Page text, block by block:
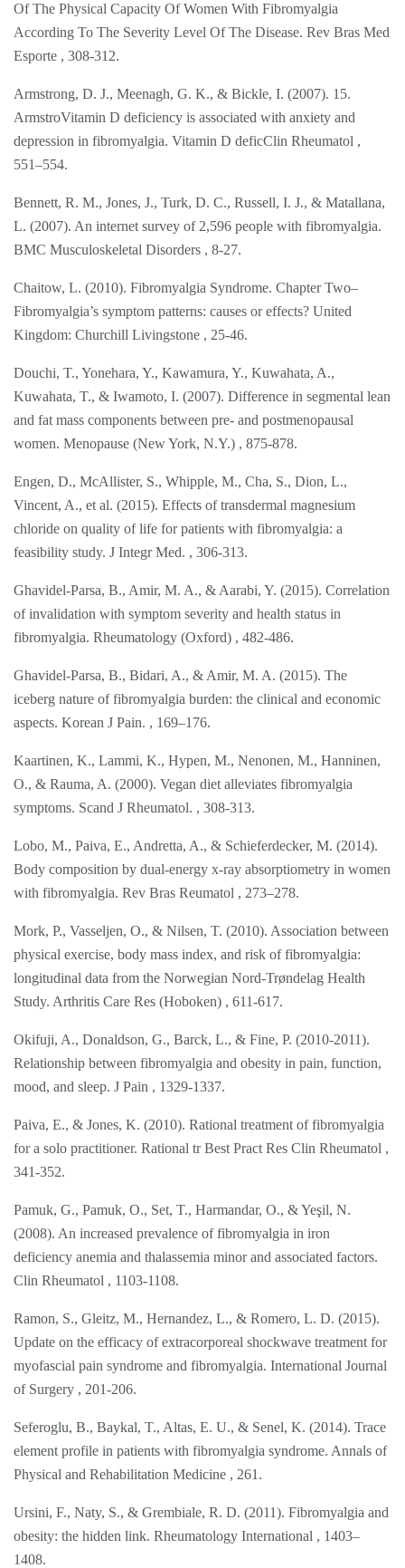
Of The Physical Capacity Of Women With Fibromyalgia
According To The Severity Level Of The Disease. Rev Bras Med
Esporte , 308-312.
Armstrong, D. J., Meenagh, G. K., & Bickle, I. (2007). 15.
ArmstroVitamin D deficiency is associated with anxiety and
depression in fibromyalgia. Vitamin D deficClin Rheumatol ,
551–554.
Bennett, R. M., Jones, J., Turk, D. C., Russell, I. J., & Matallana,
L. (2007). An internet survey of 2,596 people with fibromyalgia.
BMC Musculoskeletal Disorders , 8-27.
Chaitow, L. (2010). Fibromyalgia Syndrome. Chapter Two–
Fibromyalgia’s symptom patterns: causes or effects? United
Kingdom: Churchill Livingstone , 25-46.
Douchi, T., Yonehara, Y., Kawamura, Y., Kuwahata, A.,
Kuwahata, T., & Iwamoto, I. (2007). Difference in segmental lean
and fat mass components between pre- and postmenopausal
women. Menopause (New York, N.Y.) , 875-878.
Engen, D., McAllister, S., Whipple, M., Cha, S., Dion, L.,
Vincent, A., et al. (2015). Effects of transdermal magnesium
chloride on quality of life for patients with fibromyalgia: a
feasibility study. J Integr Med. , 306-313.
Ghavidel-Parsa, B., Amir, M. A., & Aarabi, Y. (2015). Correlation
of invalidation with symptom severity and health status in
fibromyalgia. Rheumatology (Oxford) , 482-486.
Ghavidel-Parsa, B., Bidari, A., & Amir, M. A. (2015). The
iceberg nature of fibromyalgia burden: the clinical and economic
aspects. Korean J Pain. , 169–176.
Kaartinen, K., Lammi, K., Hypen, M., Nenonen, M., Hanninen,
O., & Rauma, A. (2000). Vegan diet alleviates fibromyalgia
symptoms. Scand J Rheumatol. , 308-313.
Lobo, M., Paiva, E., Andretta, A., & Schieferdecker, M. (2014).
Body composition by dual-energy x-ray absorptiometry in women
with fibromyalgia. Rev Bras Reumatol , 273–278.
Mork, P., Vasseljen, O., & Nilsen, T. (2010). Association between
physical exercise, body mass index, and risk of fibromyalgia:
longitudinal data from the Norwegian Nord-Trøndelag Health
Study. Arthritis Care Res (Hoboken) , 611-617.
Okifuji, A., Donaldson, G., Barck, L., & Fine, P. (2010-2011).
Relationship between fibromyalgia and obesity in pain, function,
mood, and sleep. J Pain , 1329-1337.
Paiva, E., & Jones, K. (2010). Rational treatment of fibromyalgia
for a solo practitioner. Rational tr Best Pract Res Clin Rheumatol ,
341-352.
Pamuk, G., Pamuk, O., Set, T., Harmandar, O., & Yeşil, N.
(2008). An increased prevalence of fibromyalgia in iron
deficiency anemia and thalassemia minor and associated factors.
Clin Rheumatol , 1103-1108.
Ramon, S., Gleitz, M., Hernandez, L., & Romero, L. D. (2015).
Update on the efficacy of extracorporeal shockwave treatment for
myofascial pain syndrome and fibromyalgia. International Journal
of Surgery , 201-206.
Seferoglu, B., Baykal, T., Altas, E. U., & Senel, K. (2014). Trace
element profile in patients with fibromyalgia syndrome. Annals of
Physical and Rehabilitation Medicine , 261.
Ursini, F., Naty, S., & Grembiale, R. D. (2011). Fibromyalgia and
obesity: the hidden link. Rheumatology International , 1403–
1408.